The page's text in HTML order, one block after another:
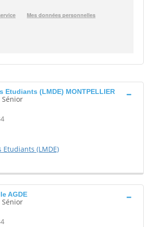
Etudiants (LMDE) MONTPELLIER
(LMDE)
AGDE